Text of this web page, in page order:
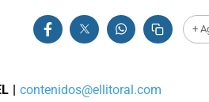
+
| contenidos@ellitoral.com